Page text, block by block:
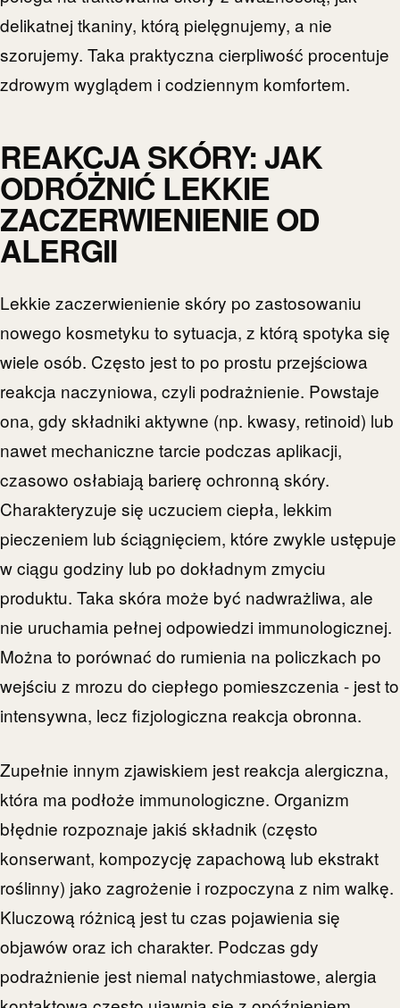
delikatnej tkaniny, którą pielęgnujemy, a nie
szorujemy. Taka praktyczna cierpliwość procentuje
zdrowym wyglądem i codziennym komfortem.
REAKCJA SKÓRY: JAK
ODRÓŻNIĆ LEKKIE
ZACZERWIENIENIE OD
ALERGII
Lekkie zaczerwienienie skóry po zastosowaniu
nowego kosmetyku to sytuacja, z którą spotyka się
wiele osób. Często jest to po prostu przejściowa
reakcja naczyniowa, czyli podrażnienie. Powstaje
ona, gdy składniki aktywne (np. kwasy, retinoid) lub
nawet mechaniczne tarcie podczas aplikacji,
czasowo osłabiają barierę ochronną skóry.
Charakteryzuje się uczuciem ciepła, lekkim
pieczeniem lub ściągnięciem, które zwykle ustępuje
w ciągu godziny lub po dokładnym zmyciu
produktu. Taka skóra może być nadwrażliwa, ale
nie uruchamia pełnej odpowiedzi immunologicznej.
Można to porównać do rumienia na policzkach po
wejściu z mrozu do ciepłego pomieszczenia - jest to
intensywna, lecz fizjologiczna reakcja obronna.
Zupełnie innym zjawiskiem jest reakcja alergiczna,
która ma podłoże immunologiczne. Organizm
błędnie rozpoznaje jakiś składnik (często
konserwant, kompozycję zapachową lub ekstrakt
roślinny) jako zagrożenie i rozpoczyna z nim walkę.
Kluczową różnicą jest tu czas pojawienia się
objawów oraz ich charakter. Podczas gdy
podrażnienie jest niemal natychmiastowe, alergia